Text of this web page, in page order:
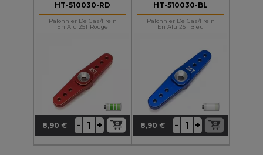
HT-510030-RD
Palonnier De Gaz/frein
En Alu 25T Rouge
Prix
8,90 € - +
HT-510030-BL
Palonnier De Gaz/frein
En Alu 25T Bleu
Prix
8,90 € - +